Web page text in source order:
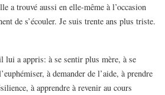
a trouvé aussi en elle-même à l’occasion
de s’écouler. Je suis trente ans plus triste.
lui a appris: à se sentir plus mère, à se
à demander de l’aide, à prendre
à apprendre à revenir au cours